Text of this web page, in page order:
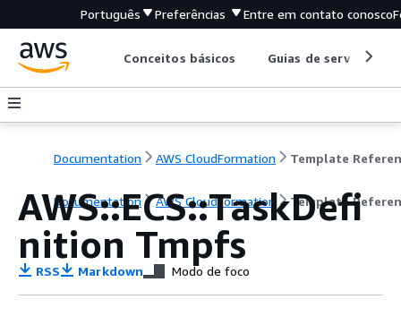
Português Preferências Entre em contato conosco
Conceitos básicos Guias de serviço
Documentation AWS CloudFormation Template
Documentation AWS CloudFormation Template
AWS::ECS::TaskDefi
nition Tmpfs
RSS Markdown Modo de foco